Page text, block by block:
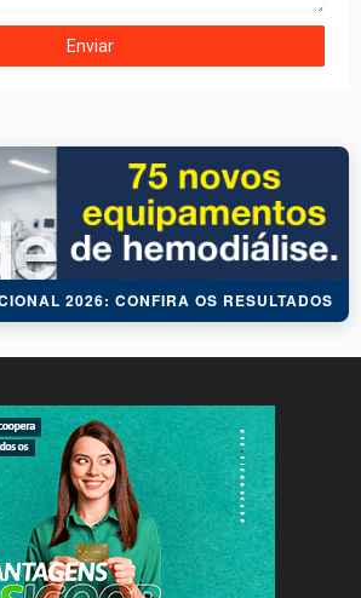
2026: CONFIRA OS RESULTADOS